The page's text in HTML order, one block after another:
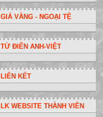
GIÁ VÀNG - NGOẠI TỆ
TỪ ĐIỂN ANH-VIỆT
LIÊN KẾT
LK WEBSITE THÀNH VIÊN